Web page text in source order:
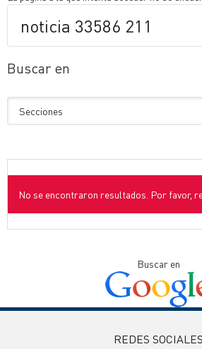
Buscar en
No se encontraron resultados. Por favor,
Buscar en
REDES SOCIALES